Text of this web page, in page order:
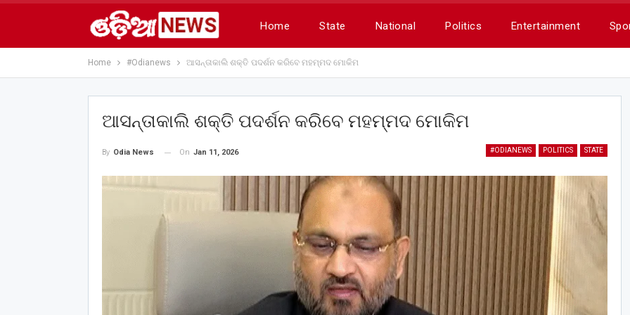
Home State National Politics Entertainment
Home #Odianews ଆସନ୍ତାକାଲି ଶକ୍ତି ପଦର୍ଶନ କରିବେ ମହମ୍ମଦ ମୋକିମ
ଆସନ୍ତାକାଲି ଶକ୍ତି ପଦର୍ଶନ କରିବେ ମହମ୍ମଦ ମୋକିମ
#ODIANEWS POLITICS STATE
By Odia News On Jan 11, 2026